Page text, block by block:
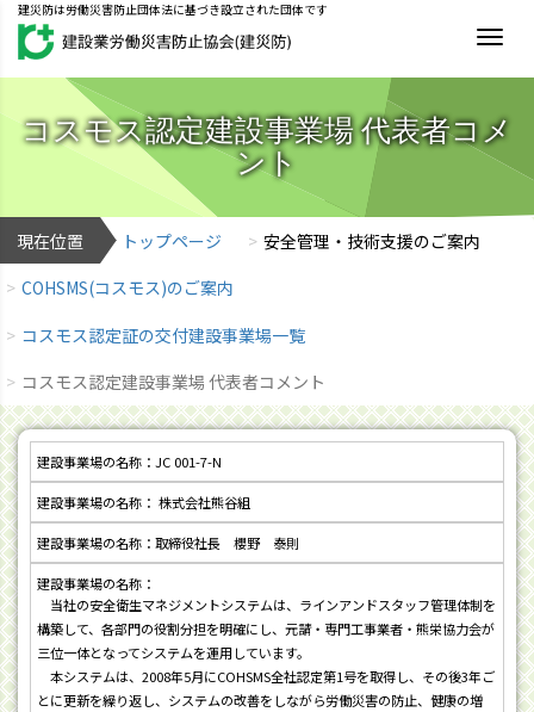
建災防は労働災害防止団体法に基づき設立された団体です
コスモス認定建設事業場 代表者コメ
ント
現在位置 トップページ
安全管理・技術支援のご案内
COHSMS(コスモス)のご案内
コスモス認定証の交付建設事業場一覧
コスモス認定建設事業場 代表者コメント
JC 001-7-N
株式会社熊谷組
取締役社長 櫻野 泰則
当社の安全衛生マネジメントシステムは、ラインアンドスタッフ管理体制を
構築して、各部門の役割分担を明確にし、元請・専門工事業者・熊栄協力会が
三位一体となってシステムを運用しています。
本システムは、2008年5月にCOHSMS全社認定第1号を取得し、その後3年ご
とに更新を繰り返し、システムの改善をしながら労働災害の防止、健康の増